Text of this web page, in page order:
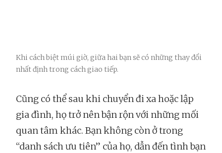
Khi cách biệt múi giờ, giữa hai bạn sẽ có những thay đổi
nhất định trong cách giao tiếp.
Cũng có thể sau khi chuyển đi xa hoặc lập
gia đình, họ trở nên bận rộn với những mối
quan tâm khác. Bạn không còn ở trong
“danh sách ưu tiên” của họ, dẫn đến tình bạn